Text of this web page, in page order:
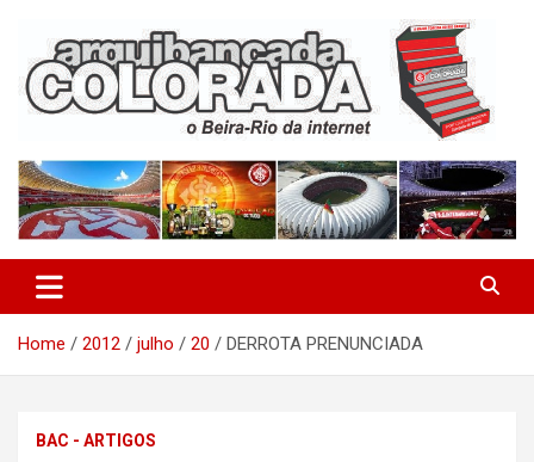
content
Arquibancada Colorada
Home 2012 julho 20 DERROTA PRENUNCIADA
BAC - ARTIGOS